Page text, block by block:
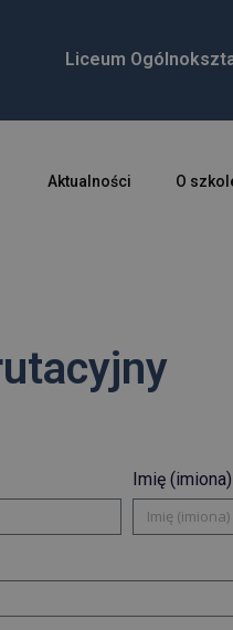
Liceum
Aktualności O
Imię (imiona)